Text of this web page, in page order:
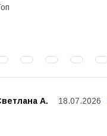
А. 18.07.2026